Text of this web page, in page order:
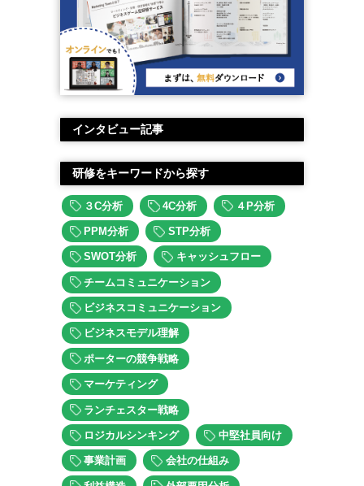
インタビュー記事
研修をキーワードから探す
３C分析 4C分析 ４P分析
PPM分析 STP分析
SWOT分析 キャッシュフロー
チームコミュニケーション
ビジネスコミュニケーション
ビジネスモデル理解
ポーターの競争戦略
マーケティング
ランチェスター戦略
ロジカルシンキング 中堅社員向け
事業計画 会社の仕組み